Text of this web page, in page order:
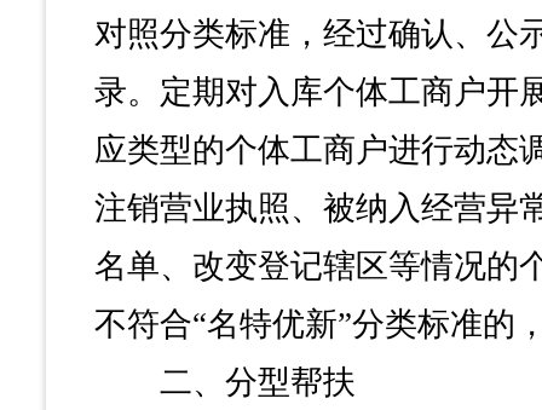
对照分类标准，经过确认、公
录。定期对入库个体工商户开
应类型的个体工商户进行动态
注销营业执照、被纳入经营异
名单、改变登记辖区等情况的
不符合“名特优新”分类标准的
二、分型帮扶